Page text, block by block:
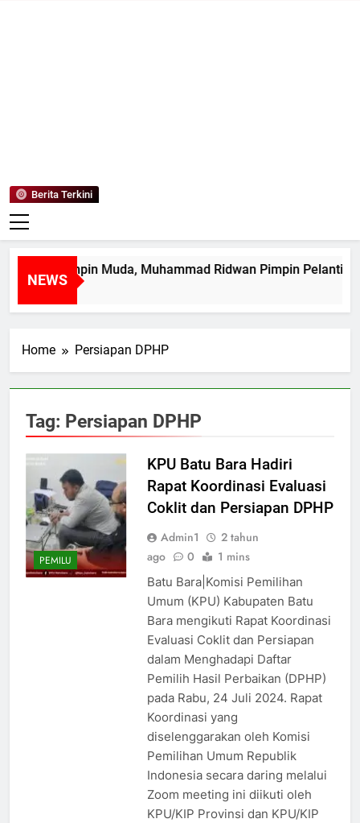
Berita Terkini
NEWS
Pemimpin Muda, Muhammad Ridwan Pimpin
Hari Ago
Home Persiapan DPHP
Tag: Persiapan DPHP
PEMILU
KPU Batu Bara Hadiri
Rapat Koordinasi Evaluasi
Coklit dan Persiapan DPHP
Admin1
2 tahun
ago
0 1 mins
Batu Bara|Komisi Pemilihan
Umum (KPU) Kabupaten Batu
Bara mengikuti Rapat Koordinasi
Evaluasi Coklit dan Persiapan
dalam Menghadapi Daftar
Pemilih Hasil Perbaikan (DPHP)
pada Rabu, 24 Juli 2024. Rapat
Koordinasi yang
diselenggarakan oleh Komisi
Pemilihan Umum Republik
Indonesia secara daring melalui
Zoom meeting ini diikuti oleh
KPU/KIP Provinsi dan KPU/KIP